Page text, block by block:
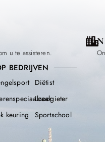
u te assisteren.
BEDRIJVEN
keuring
Diëtist
Loodgieter
Sportschool